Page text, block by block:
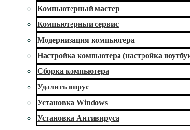
Компьютерный мастер
Компьютерный сервис
Модернизация компьютера
Настройка компьютера (настройка
Сборка компьютера
Удалить вирус
Установка Windows
Установка Антивируса